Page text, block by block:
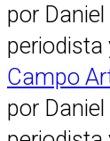
por
periodista
Campo
por